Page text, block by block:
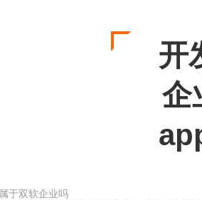
开
企
于双软企业吗